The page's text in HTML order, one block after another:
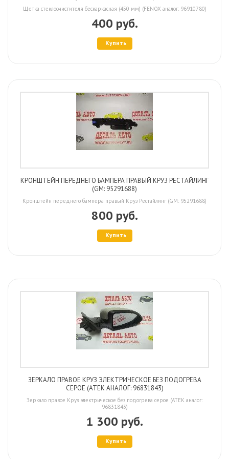
Щетка стеклоочистителя бескаркасная (450 мм) (FENOX аналог: 96910780)
400 руб.
Купить
КРОНШТЕЙН ПЕРЕДНЕГО БАМПЕРА ПРАВЫЙ КРУЗ РЕСТАЙЛИНГ
(GM: 95291688)
Кронштейн переднего бампера правый Круз Рестайлинг (GM: 95291688)
800 руб.
Купить
ЗЕРКАЛО ПРАВОЕ КРУЗ ЭЛЕКТРИЧЕСКОЕ БЕЗ ПОДОГРЕВА
СЕРОЕ (ATEK АНАЛОГ: 96831843)
Зеркало правое Круз электрическое без подогрева серое (ATEK аналог:
96831843)
1 300 руб.
Купить